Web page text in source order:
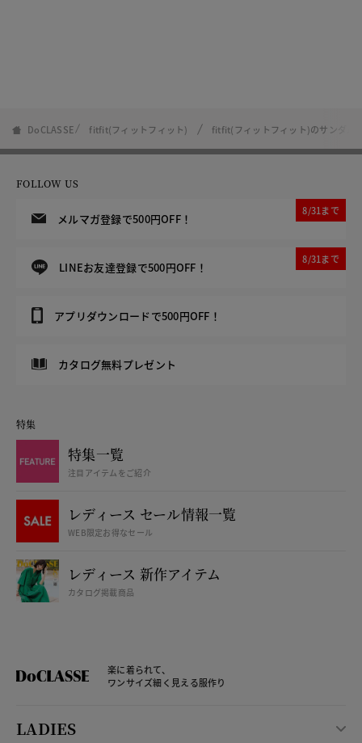
DoCLASSE fitfit(フィットフィット) fitfit(フィットフィット)のサンダル
FOLLOW US
メルマガ登録で500円OFF！
8/31まで
LINEお友達登録で500円OFF！
8/31まで
アプリダウンロードで500円OFF！
カタログ無料プレゼント
特集
特集一覧
注目アイテムをご紹介
レディース セール情報一覧
WEB限定お得なセール
レディース 新作アイテム
カタログ掲載商品
楽に着られて、
ワンサイズ細く見える服作り
LADIES